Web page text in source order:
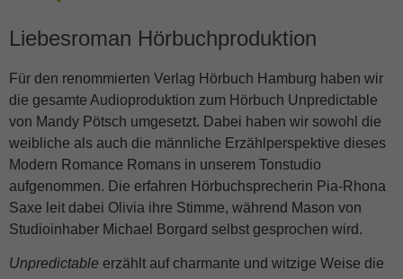
Liebesroman Hörbuchproduktion
Für den renommierten Verlag Hörbuch Hamburg haben wir
die gesamte Audioproduktion zum Hörbuch Unpredictable
von Mandy Pötsch umgesetzt. Dabei haben wir sowohl die
weibliche als auch die männliche Erzählperspektive dieses
Modern Romance Romans in unserem Tonstudio
aufgenommen. Die erfahren Hörbuchsprecherin Pia-Rhona
Saxe leit dabei Olivia ihre Stimme, während Mason von
Studioinhaber Michael Borgard selbst gesprochen wird.
Unpredictable erzählt auf charmante und witzige Weise die